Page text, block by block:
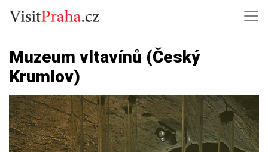
Muzeum vltavínů (Český
Krumlov)